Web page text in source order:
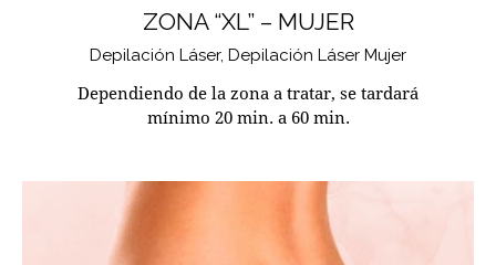
ZONA “XL” – MUJER
Depilación Láser, Depilación Láser Mujer
Dependiendo de la zona a tratar, se tardará
mínimo 20 min. a 60 min.